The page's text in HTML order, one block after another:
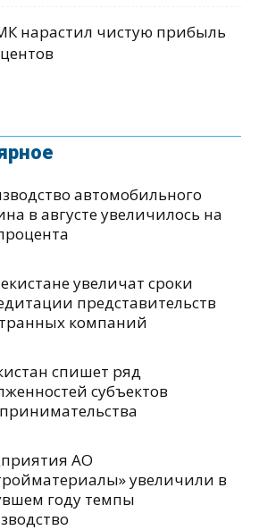
нарастил чистую прибыль
автомобильного
в августе увеличилось на
увеличат сроки
представительств
компаний
спишет ряд
субъектов
АО
увеличили в
году темпы